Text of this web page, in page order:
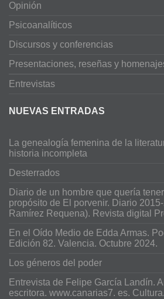
Opinión
Psicoanalíticos
Discursos y conferencias
Presentaciones, reseñas y
Entrevistas
NUEVAS ENTRADAS
La genealogía femenina de la
historia incompleta
Desterrados
Diario de un hombre que quería
propósito de El porvenir. Diario
Ramírez Requena). Revista digital
En el Oído Medio de Edda Armas.
Edición 82. Valencia. Octubre 2024.
Los géneros del poder
Entrevista de Felipe García Landín.
escritora. www.canarias7. es.